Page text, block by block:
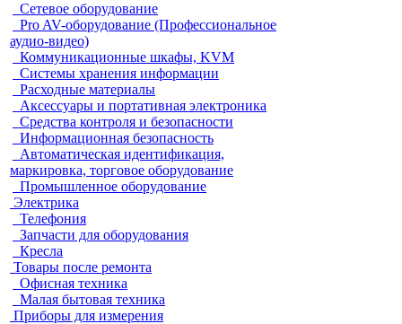
Сетевое оборудование
Pro AV-оборудование (Профессиональное
аудио-видео)
Коммуникационные шкафы, KVM
Системы хранения информации
Расходные материалы
Аксессуары и портативная электроника
Средства контроля и безопасности
Информационная безопасность
Автоматическая идентификация,
маркировка, торговое оборудование
Промышленное оборудование
Электрика
Телефония
Запчасти для оборудования
Кресла
Товары после ремонта
Офисная техника
Малая бытовая техника
Приборы для измерения